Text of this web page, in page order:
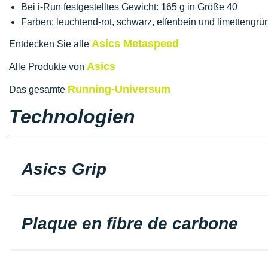
Bei i-Run festgestelltes Gewicht: 165 g in Größe 40
Farben: leuchtend-rot, schwarz, elfenbein und
Entdecken Sie alle Asics Metaspeed
Alle Produkte von Asics
Das gesamte Running-Universum
Technologien
Asics Grip
Plaque en fibre de carbone